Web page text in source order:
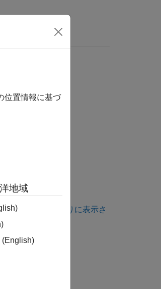
MATLAB Answers
します。
約違反が想定どおりに表示さ
位置情報に基づ
地域
(English)